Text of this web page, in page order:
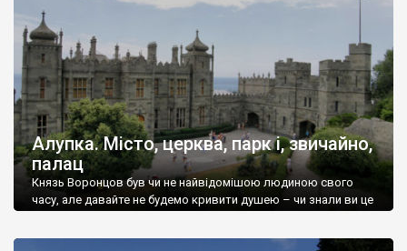
Алупка. Місто, церква, парк і, звичайно,
палац
Князь Воронцов був чи не найвідомішою людиною свого
часу, але давайте не будемо кривити душею – чи знали ви це